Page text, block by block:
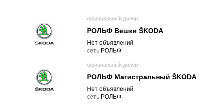
официальный дилер
РОЛЬФ Вешки ŠKODA
Нет объявлений
cеть РОЛЬФ
официальный дилер
РОЛЬФ Магистральный ŠKODA
Нет объявлений
cеть РОЛЬФ